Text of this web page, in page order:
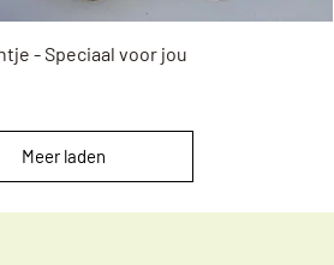
Snel overzicht
- Speciaal voor jou
Meer laden